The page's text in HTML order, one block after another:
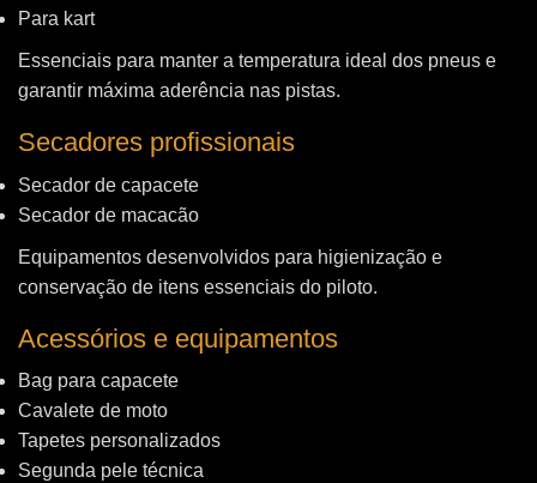
Para kart
Essenciais para manter a temperatura ideal dos pneus e
garantir máxima aderência nas pistas.
Secadores profissionais
Secador de capacete
Secador de macacão
Equipamentos desenvolvidos para higienização e
conservação de itens essenciais do piloto.
Acessórios e equipamentos
Bag para capacete
Cavalete de moto
Tapetes personalizados
Segunda pele técnica